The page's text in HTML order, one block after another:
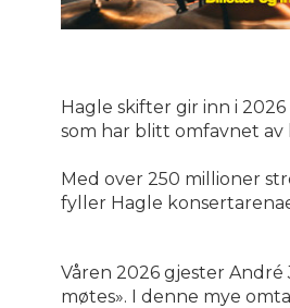
Hagle skifter gir inn i
som har blitt omfavnet av
Med over 250 millioner
fyller Hagle
Våren 2026 gjester
møtes». I denne mye